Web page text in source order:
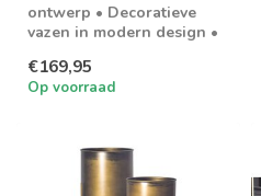
ontwerp • Decoratieve
vazen in modern design •
donutvorm Afmetin...
€169,95
Op voorraad